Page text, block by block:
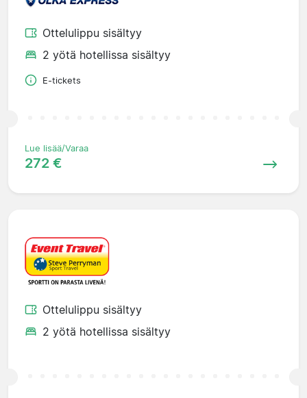
Ottelulippu sisältyy
2 yötä hotellissa sisältyy
E-tickets
Lue lisää/Varaa
272 €
Ottelulippu sisältyy
2 yötä hotellissa sisältyy